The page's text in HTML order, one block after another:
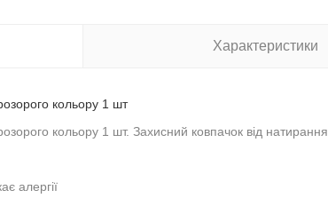
Характеристики
кольору 1 шт
кольору 1 шт. Захисний ковпачок від натирання.
алергії